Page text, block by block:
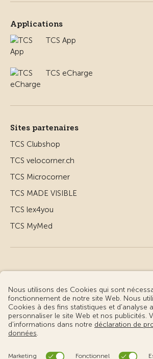
Applications
TCS App
TCS eCharge
Sites partenaires
TCS Clubshop
TCS velocorner.ch
TCS Microcorner
TCS MADE VISIBLE
TCS lex4you
TCS MyMed
Conditions d’utilisation –